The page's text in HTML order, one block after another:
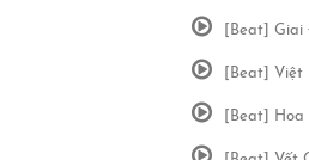
[Beat] Giai
[Beat]
[Beat] Hoa